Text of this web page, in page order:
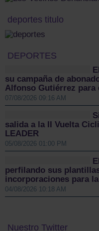
deportes titulo
DEPORTES
su campaña de
Alfonso Gutiérrez para
07/08/2026 09:16 AM
salida a la II Vuelta
LEADER
05/08/2026 01:00 PM
perfilando sus
incorporaciones para
04/08/2026 10:18 AM
Nuestro Twitter